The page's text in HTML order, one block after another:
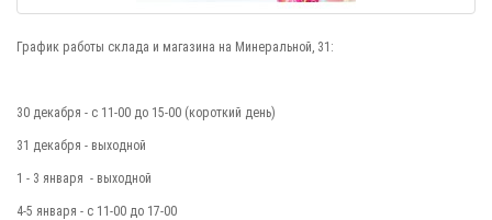
График работы склада и магазина на Минеральной, 31:
30 декабря - с 11-00 до 15-00 (короткий день)
31 декабря - выходной
1 - 3 января - выходной
4-5 января - с 11-00 до 17-00